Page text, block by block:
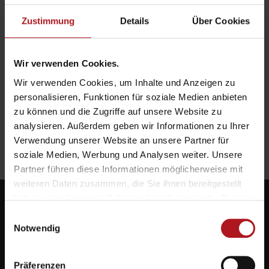
Zustimmung Details Über Cookies
Wir verwenden Cookies.
Wir verwenden Cookies, um Inhalte und Anzeigen zu
personalisieren, Funktionen für soziale Medien anbieten
zu können und die Zugriffe auf unsere Website zu
analysieren. Außerdem geben wir Informationen zu Ihrer
Verwendung unserer Website an unsere Partner für
soziale Medien, Werbung und Analysen weiter. Unsere
Partner führen diese Informationen möglicherweise mit
weiteren Daten zusammen, die Sie ihnen bereitgestellt
Notwendig
Präferenzen